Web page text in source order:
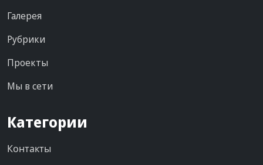
Галерея
Рубрики
Проекты
Мы в сети
Категории
Контакты